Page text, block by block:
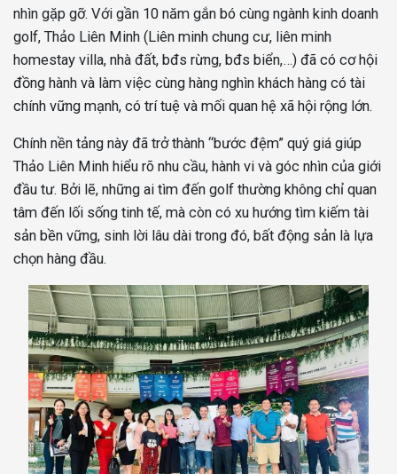
nhìn gặp gỡ. Với gần 10 năm gắn bó cùng ngành kinh doanh
golf, Thảo Liên Minh (Liên minh chung cư, liên minh
homestay villa, nhà đất, bđs rừng, bđs biển,…) đã có cơ hội
đồng hành và làm việc cùng hàng nghìn khách hàng có tài
chính vững mạnh, có trí tuệ và mối quan hệ xã hội rộng lớn.
Chính nền tảng này đã trở thành “bước đệm” quý giá giúp
Thảo Liên Minh hiểu rõ nhu cầu, hành vi và góc nhìn của giới
đầu tư. Bởi lẽ, những ai tìm đến golf thường không chỉ quan
tâm đến lối sống tinh tế, mà còn có xu hướng tìm kiếm tài
sản bền vững, sinh lời lâu dài trong đó, bất động sản là lựa
chọn hàng đầu.